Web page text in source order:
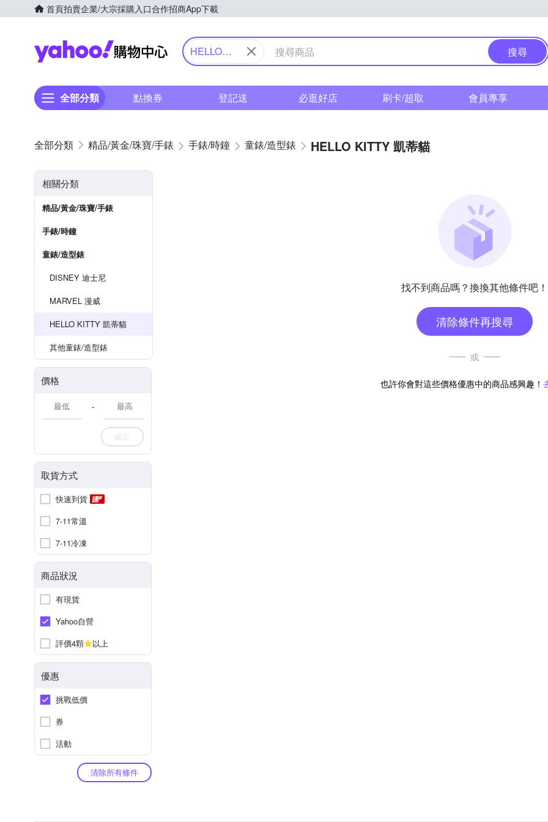
首頁拍賣企業/大宗採購入口合作招商App下載
Yahoo購物中心
HELLO
搜尋
全部分類 點換券 登記送 必逛好店 刷卡/超取 會員專享
精品/黃金/珠寶/手錶 手錶/時鐘 童錶/造型錶 HELLO KITTY 凱蒂貓
相關分類
精品/黃金/珠寶/手錶
手錶/時鐘
童錶/造型錶
DISNEY 迪士尼
MARVEL 漫威
HELLO KITTY 凱蒂貓
其他童錶/造型錶
價格
-
確定
取貨方式
快速到貨
7-11常溫
7-11冷凍
商品狀況
有現貨
Yahoo自營
評價4顆
以上
優惠
挑戰低價
券
活動
清除所有條件
找不到商品嗎？換換其他條件吧！
清除條件再搜尋
或
也許你會對這些價格優惠中的商品感興趣！